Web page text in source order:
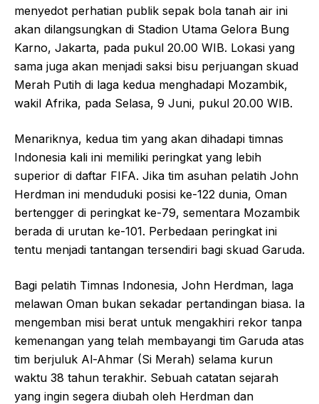
menyedot perhatian publik sepak bola tanah air ini
akan dilangsungkan di Stadion Utama Gelora Bung
Karno, Jakarta, pada pukul 20.00 WIB. Lokasi yang
sama juga akan menjadi saksi bisu perjuangan skuad
Merah Putih di laga kedua menghadapi Mozambik,
wakil Afrika, pada Selasa, 9 Juni, pukul 20.00 WIB.
Menariknya, kedua tim yang akan dihadapi timnas
Indonesia kali ini memiliki peringkat yang lebih
superior di daftar FIFA. Jika tim asuhan pelatih John
Herdman ini menduduki posisi ke-122 dunia, Oman
bertengger di peringkat ke-79, sementara Mozambik
berada di urutan ke-101. Perbedaan peringkat ini
tentu menjadi tantangan tersendiri bagi skuad Garuda.
Bagi pelatih Timnas Indonesia, John Herdman, laga
melawan Oman bukan sekadar pertandingan biasa. Ia
mengemban misi berat untuk mengakhiri rekor tanpa
kemenangan yang telah membayangi tim Garuda atas
tim berjuluk Al-Ahmar (Si Merah) selama kurun
waktu 38 tahun terakhir. Sebuah catatan sejarah
yang ingin segera diubah oleh Herdman dan